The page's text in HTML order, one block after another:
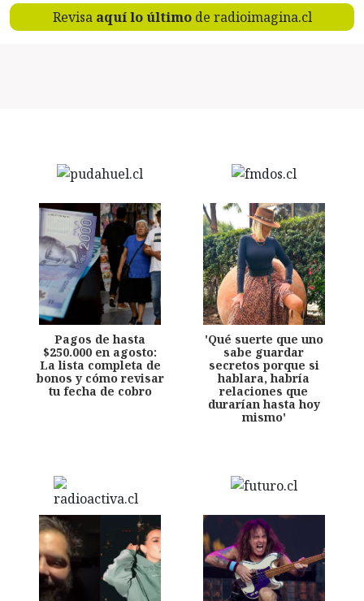
Revisa aquí lo últimode radioimagina.cl
Pagos de hasta
$250.000 en agosto:
La lista completa de
bonos y cómo revisar
tu fecha de cobro
'Qué suerte que uno
sabe guardar
secretos porque si
hablara, habría
relaciones que
durarían hasta hoy
mismo'